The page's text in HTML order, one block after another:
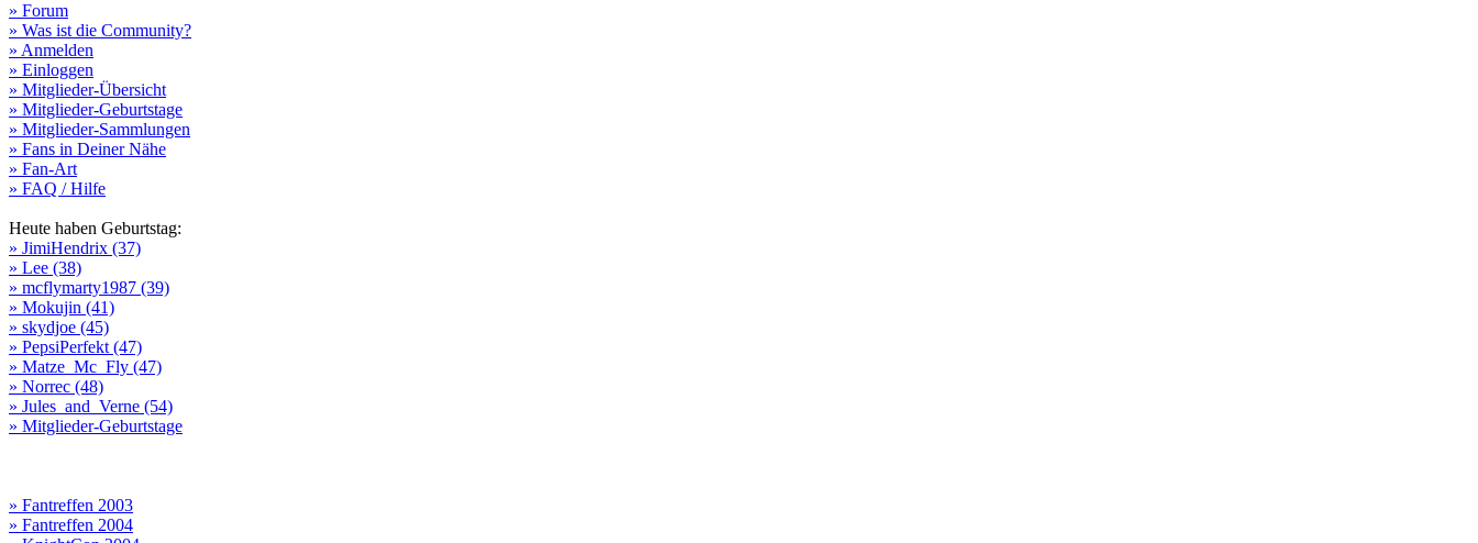
» Forum
» Was ist die Community?
» Anmelden
» Einloggen
» Mitglieder-Übersicht
» Mitglieder-Geburtstage
» Mitglieder-Sammlungen
» Fans in Deiner Nähe
» Fan-Art
» FAQ / Hilfe
Heute haben Geburtstag:
» JimiHendrix (37)
» Lee (38)
» mcflymarty1987 (39)
» Mokujin (41)
» skydjoe (45)
» PepsiPerfekt (47)
» Matze_Mc_Fly (47)
» Norrec (48)
» Jules_and_Verne (54)
» Mitglieder-Geburtstage
» Fantreffen 2003
» Fantreffen 2004